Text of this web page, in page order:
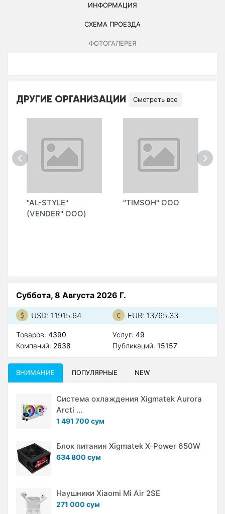
ИНФОРМАЦИЯ
СХЕМА ПРОЕЗДА
ФОТОГАЛЕРЕЯ
ДРУГИЕ ОРГАНИЗАЦИИ Смотреть все
"AL-STYLE"
(VENDER" ООО)
"TIMSOH" ООО
Суббота, 8 Августа 2026 Г.
USD: 11915.64 EUR: 13765.33
Товаров: 4390
Компаний: 2638
Услуг: 49
Публикаций: 15157
ВНИМАНИЕ ПОПУЛЯРНЫЕ NEW
Система охлаждения Xigmatek Aurora
Arcti ...
1 491 700 сум
Блок питания Xigmatek X-Power 650W
634 800 сум
Наушники Xiaomi Mi Air 2SE
271 000 сум